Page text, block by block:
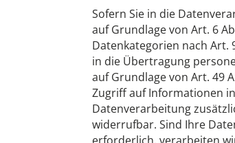
Sofern Sie in die
auf Grundlage von Art. 6
Datenkategorien nach Art.
in die Übertragung
auf Grundlage von Art. 49
Zugriff auf Informationen
Datenverarbeitung
widerrufbar. Sind Ihre
erforderlich, verarbeiten